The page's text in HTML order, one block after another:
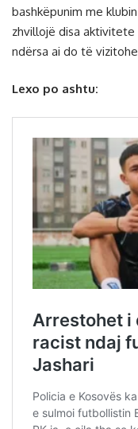
bashkëpunim me
zhvillojë disa
ndërsa ai do të
Lexo po ashtu: